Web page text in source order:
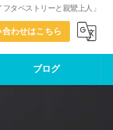
タペストリーと親鸞上人」
わせはこちら
ブログ